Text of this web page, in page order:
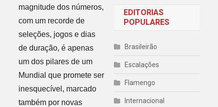
magnitude dos números,
com um recorde de
seleções, jogos e dias
de duração, é apenas
um dos pilares de um
Mundial que promete ser
inesquecível, marcado
também por novas
EDITORIAS
POPULARES
Brasileirão
Escalações
Flamengo
Internacional